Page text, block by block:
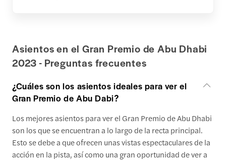
Asientos en el Gran Premio de Abu Dhabi
2023 - Preguntas frecuentes
¿Cuáles son los asientos ideales para ver el
Gran Premio de Abu Dabi?
Los mejores asientos para ver el Gran Premio de Abu Dhabi
son los que se encuentran a lo largo de la recta principal.
Esto se debe a que ofrecen unas vistas espectaculares de la
acción en la pista, así como una gran oportunidad de ver a